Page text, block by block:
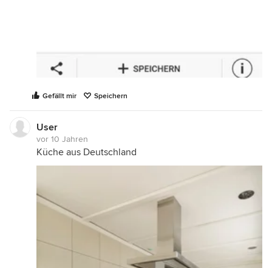
Gefällt mir Speichern
User
vor 10 Jahren
Küche aus Deutschland